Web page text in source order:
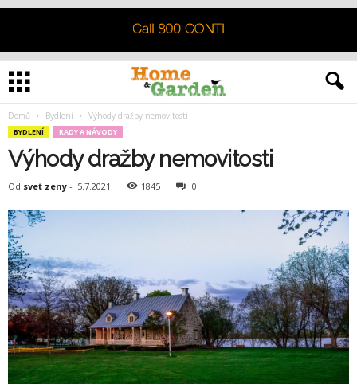
Domů Bydlení Výhody dražby nemovitosti
BYDLENÍ RADY A NÁVODY
Výhody dražby nemovitosti
Od svet zeny - 5.7.2021 1845 0